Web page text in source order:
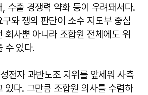
수출 경쟁력 약화 등이 우려돼서다.
와 쟁의 판단이 소수 지도부 중심
회사뿐 아니라 조합원 전체에도 위
수 있다.
전자 과반노조 지위를 앞세워 사측
있다. 그만큼 조합원 의사를 수렴하